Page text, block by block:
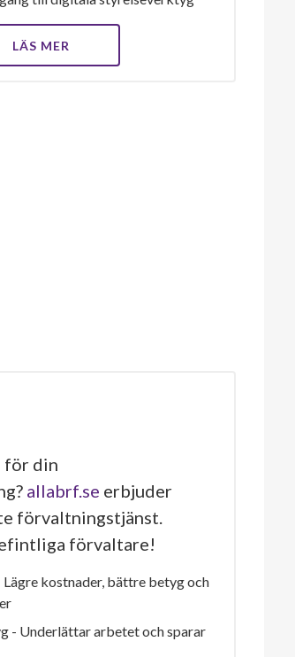
LÄS MER
för din
allabrf.se erbjuder
förvaltningstjänst.
förvaltare!
kostnader, bättre betyg och
- Underlättar arbetet och sparar